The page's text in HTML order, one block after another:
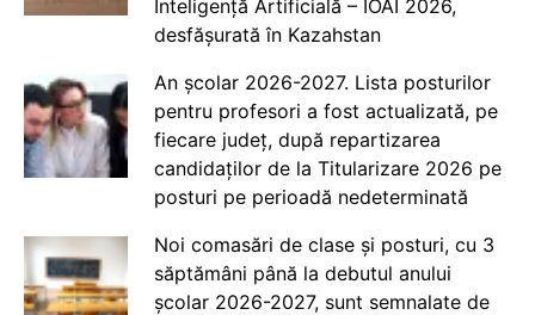
Inteligență Artificială – IOAI 2026,
desfășurată în Kazahstan
An școlar 2026-2027. Lista posturilor
pentru profesori a fost actualizată, pe
fiecare județ, după repartizarea
candidaților de la Titularizare 2026 pe
posturi pe perioadă nedeterminată
Noi comasări de clase și posturi, cu 3
săptămâni până la debutul anului
școlar 2026-2027, sunt semnalate de